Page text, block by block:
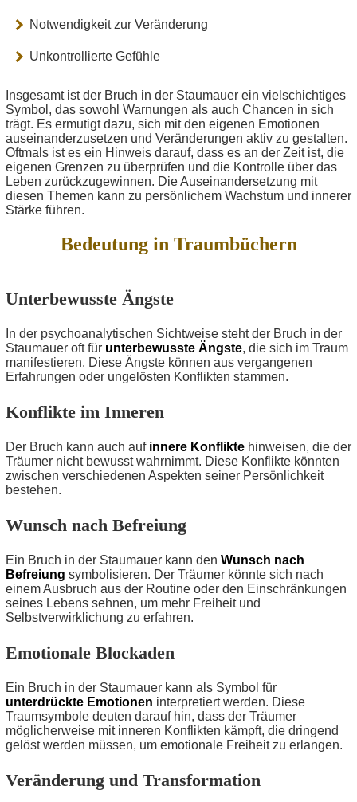
Notwendigkeit zur Veränderung
Unkontrollierte Gefühle
Insgesamt ist der Bruch in der Staumauer ein vielschichtiges
Symbol, das sowohl Warnungen als auch Chancen in sich
trägt. Es ermutigt dazu, sich mit den eigenen Emotionen
auseinanderzusetzen und Veränderungen aktiv zu gestalten.
Oftmals ist es ein Hinweis darauf, dass es an der Zeit ist, die
eigenen Grenzen zu überprüfen und die Kontrolle über das
Leben zurückzugewinnen. Die Auseinandersetzung mit
diesen Themen kann zu persönlichem Wachstum und innerer
Stärke führen.
Bedeutung in Traumbüchern
Unterbewusste Ängste
In der psychoanalytischen Sichtweise steht der Bruch in der
Staumauer oft für unterbewusste Ängste, die sich im Traum
manifestieren. Diese Ängste können aus vergangenen
Erfahrungen oder ungelösten Konflikten stammen.
Konflikte im Inneren
Der Bruch kann auch auf innere Konflikte hinweisen, die der
Träumer nicht bewusst wahrnimmt. Diese Konflikte könnten
zwischen verschiedenen Aspekten seiner Persönlichkeit
bestehen.
Wunsch nach Befreiung
Ein Bruch in der Staumauer kann den Wunsch nach
Befreiung symbolisieren. Der Träumer könnte sich nach
einem Ausbruch aus der Routine oder den Einschränkungen
seines Lebens sehnen, um mehr Freiheit und
Selbstverwirklichung zu erfahren.
Emotionale Blockaden
Ein Bruch in der Staumauer kann als Symbol für
unterdrückte Emotionen interpretiert werden. Diese
Traumsymbole deuten darauf hin, dass der Träumer
möglicherweise mit inneren Konflikten kämpft, die dringend
gelöst werden müssen, um emotionale Freiheit zu erlangen.
Veränderung und Transformation